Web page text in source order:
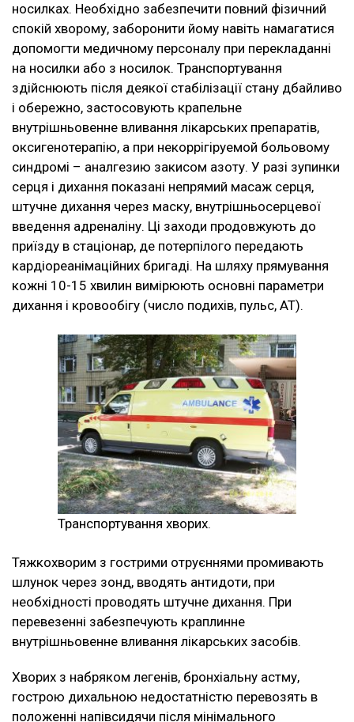
носилках. Необхідно забезпечити повний фізичний
спокій хворому, заборонити йому навіть намагатися
допомогти медичному персоналу при перекладанні
на носилки або з носилок. Транспортування
здійснюють після деякої стабілізації стану дбайливо
і обережно, застосовують крапельне
внутрішньовенне вливання лікарських препаратів,
оксигенотерапію, а при некоррігіруемой больовому
синдромі – аналгезию закисом азоту. У разі зупинки
серця і дихання показані непрямий масаж серця,
штучне дихання через маску, внутрішньосерцевої
введення адреналіну. Ці заходи продовжують до
приїзду в стаціонар, де потерпілого передають
кардіореанімаційних бригаді. На шляху прямування
кожні 10-15 хвилин вимірюють основні параметри
дихання і кровообігу (число подихів, пульс, АТ).
Транспортування хворих.
Тяжкохворим з гострими отруєннями промивають
шлунок через зонд, вводять антидоти, при
необхідності проводять штучне дихання. При
перевезенні забезпечують краплинне
внутрішньовенне вливання лікарських засобів.
Хворих з набряком легенів, бронхіальну астму,
гострою дихальною недостатністю перевозять в
положенні напівсидячи після мінімального